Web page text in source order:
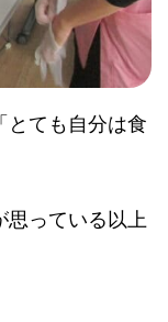
とても自分は食
思っている以上